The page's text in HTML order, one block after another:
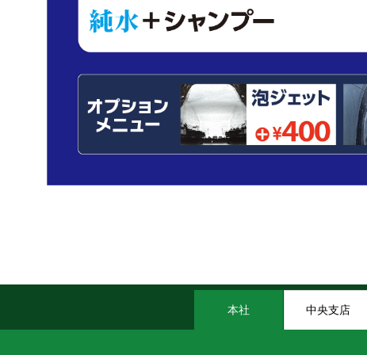
本社 中央支店